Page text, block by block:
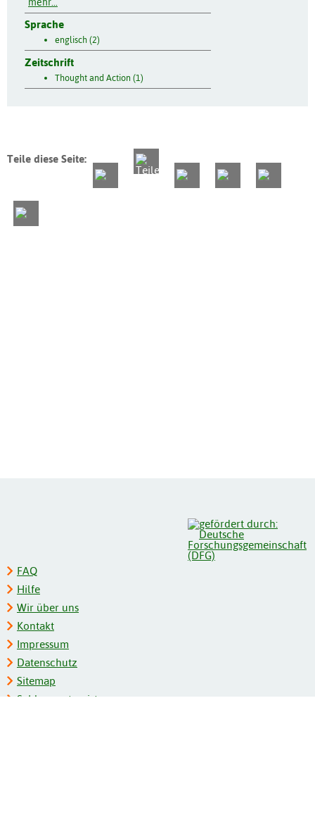
Sprache
englisch (2)
Zeitschrift
Thought and Action (1)
Teile diese Seite:
FAQ
Hilfe
Wir über uns
Kontakt
Impressum
Datenschutz
Sitemap
Schlagwortregister